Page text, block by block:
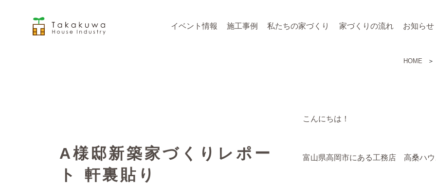
イベント情報 施工事例 私たちの家づくり 家づくりの流れ お知らせ
HOME
A様邸新築家づくりレポー
ト 軒裏貼り
こんにちは！
富山県高岡市にある工務店 高桑ハウ